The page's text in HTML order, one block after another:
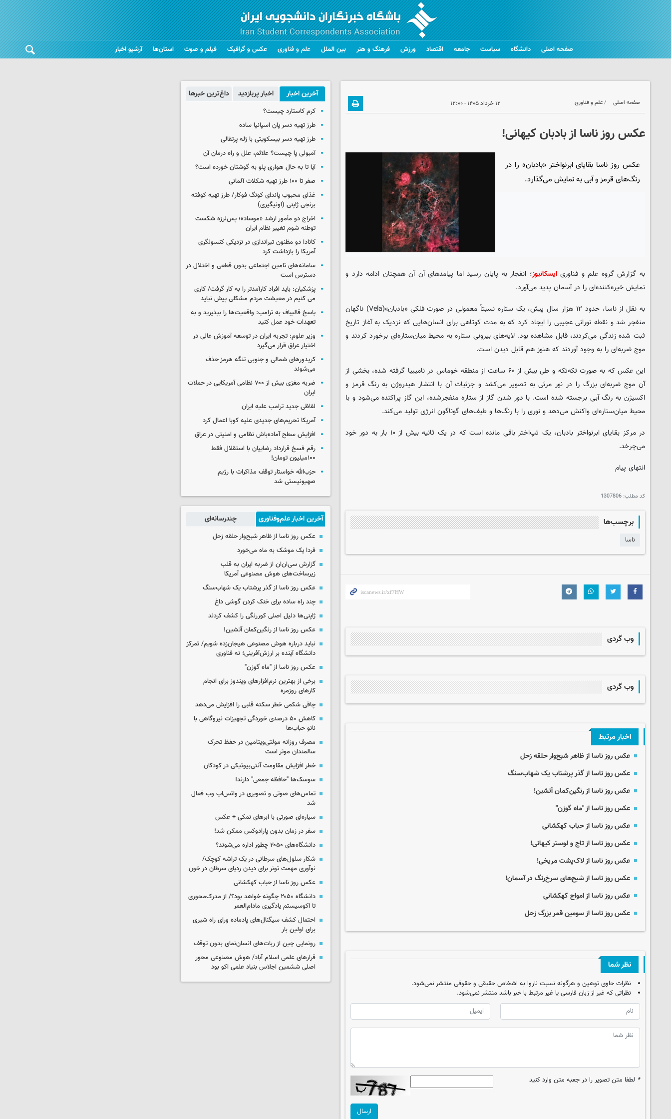
صفحه اصلی دانشگاه سیاست جامعه اقتصاد ورزش فرهنگ و هنر بین الملل علم و فناوری عکس و گرافیک فیلم و صوت استان‌ها آرشیو اخبار
صفحه اصلی علم و فناوری ۱۲ خرداد ۱۴۰۵ - ۱۲:۰۰
عکس روز ناسا از بادبان کیهانی!
عکس روز ناسا بقایای ابرنواختر «بادبان» را در
رنگ‌های قرمز و آبی به نمایش می‌گذارد.
به گزارش گروه علم و فناوریایسکانیوز؛ انفجار به پایان رسید اما پیامدهای آن آن همچنان ادامه دارد و
نمایش خیره‌کننده‌ای را در آسمان پدید می‌آورد.
به نقل از ناسا، حدود ۱۲ هزار سال پیش، یک ستاره نسبتاً معمولی در صورت فلکی «بادبان»(Vela) ناگهان
منفجر شد و نقطه نورانی عجیبی را ایجاد کرد که به مدت کوتاهی برای انسان‌هایی که نزدیک به آغاز تاریخ
ثبت شده زندگی می‌کردند، قابل مشاهده بود. لایه‌های بیرونی ستاره به محیط میان‌ستاره‌ای برخورد کردند و
موج ضربه‌ای را به وجود آوردند که هنوز هم قابل دیدن است.
این عکس که به صورت تکه‌تکه و طی بیش از ۶۰ ساعت از منطقه خوماس در نامیبیا گرفته شده، بخشی از
آن موج ضربه‌ای بزرگ را در نور مرئی به تصویر می‌کشد و جزئیات آن با انتشار هیدروژن به رنگ قرمز و
اکسیژن به رنگ آبی برجسته شده است. با دور شدن گاز از ستاره منفجرشده، این گاز پراکنده می‌شود و با
محیط میان‌ستاره‌ای واکنش می‌دهد و نوری را با رنگ‌ها و طیف‌های گوناگون انرژی تولید می‌کند.
در مرکز بقایای ابرنواختر بادبان، یک تپ‌اختر باقی مانده است که در یک ثانیه بیش از ۱۰ بار به دور خود
می‌چرخد.
انتهای پیام
کد مطلب: 1307806
برچسب‌ها
ناسا
وب گردی
وب گردی
اخبار مرتبط
عکس روز ناسا از ظاهر شبح‌وار حلقه زحل
عکس روز ناسا از گذر پرشتاب یک شهاب‌سنگ
عکس روز ناسا از رنگین‌کمان آتشین!
عکس روز ناسا از "ماه گوزن"
عکس روز ناسا از حباب کهکشانی
عکس روز ناسا از تاج و لوستر کیهانی!
عکس روز ناسا از لاک‌پشت مریخی!
عکس روز ناسا از شبح‌های سرخ‌رنگ در آسمان!
عکس روز ناسا از امواج کهکشانی
عکس روز ناسا از سومین قمر بزرگ زحل
نظر شما
نظرات حاوی توهین و هرگونه نسبت ناروا به اشخاص حقیقی و حقوقی منتشر نمی‌شود.
نظراتی که غیر از زبان فارسی یا غیر مرتبط با خبر باشد منتشر نمی‌شود.
* لطفا متن تصویر را در جعبه متن وارد کنید
ارسال
آخرین اخبار اخبار پربازدید داغ‌ترین خبرها
کرم کاستارد چیست؟
طرز تهیه دسر پان اسپانیا ساده
طرز تهیه دسر بیسکویتی با ژله پرتقالی
آمبولی پا چیست؟ علائم، علل و راه درمان آن
آیا تا به حال هواری پلو به گوشتان خورده است؟
صفر تا ۱۰۰ طرز تهیه شکلات آلمانی
غذای محبوب پاندای کونگ فوکار/ طرز تهیه کوفته
برنجی ژاپنی (اونیگیری)
اخراج دو مأمور ارشد «موساد»؛ پس‌لرزه شکست
توطئه شوم تغییر نظام ایران
کانادا دو مظنون تیراندازی در نزدیکی کنسولگری
آمریکا را بازداشت کرد
سامانه‌های تامین اجتماعی بدون قطعی و اختلال در
دسترس است
پزشکیان: باید افراد کارآمدتر را به کار گرفت/ کاری
می کنیم در معیشت مردم مشکلی پیش نیاید
پاسخ قالیباف به ترامپ: واقعیت‌ها را بپذیرید و به
تعهدات خود عمل کنید
وزیر علوم: تجربه ایران در توسعه آموزش عالی در
اختیار عراق قرار می‌گیرد
کریدورهای شمالی و جنوبی تنگه هرمز حذف
می‌شوند
ضربه مغزی بیش از ۷۰۰ نظامی آمریکایی در حملات
ایران
لفاظی جدید ترامپ علیه ایران
آمریکا تحریم‌های جدیدی علیه کوبا اعمال کرد
افزایش سطح آماده‌باش نظامی و امنیتی در عراق
رقم فسخ قرارداد رضاییان با استقلال فقط
۱۰۰میلیون تومان!
حزب‌الله خواستار توقف مذاکرات با رژیم
صهیونیستی شد
آخرین اخبار علم‌وفناوری چندرسانه‌ای
عکس روز ناسا از ظاهر شبح‌وار حلقه زحل
فردا یک موشک به ماه می‌خورد
گزارش سی‌ان‌ان از ضربه ایران به قلب
زیرساخت‌های هوش مصنوعی آمریکا
عکس روز ناسا از گذر پرشتاب یک شهاب‌سنگ
چند راه‌ ساده برای خنک کردن گوشی داغ
ژاپنی‌ها دلیل اصلی کوررنگی را کشف کردند
عکس روز ناسا از رنگین‌کمان آتشین!
نباید درباره هوش مصنوعی هیجان‌زده شویم/ تمرکز
دانشگاه آینده بر ارزش‌آفرینی؛ نه فناوری
عکس روز ناسا از "ماه گوزن"
برخی از بهترین نرم‌افزارهای ویندوز برای انجام
کارهای روزمره
چاقی شکمی خطر سکته قلبی را افزایش می‌دهد
کاهش ۵۰ درصدی خوردگی تجهیزات نیروگاهی با
نانو حباب‌ها
مصرف روزانه مولتی‌ویتامین در حفظ تحرک
سالمندان موثر است
خطر افزایش مقاومت آنتی‌بیوتیکی در کودکان
سوسک‌ها "حافظه جمعی" دارند!
تماس‌های صوتی و تصویری در واتس‌اپ وب فعال
شد
سیاره‌ای صورتی با ابرهای نمکی + عکس
سفر در زمان بدون پارادوکس ممکن شد!
دانشگاه‌های ۲۰۵۰ چطور اداره می‌شوند؟
شکار سلول‌های سرطانی در یک تراشه کوچک/
نوآوری مهمت تونر برای دیدن ردپای سرطان در خون
عکس روز ناسا از حباب کهکشانی
دانشگاه ۲۰۵۰ چگونه خواهد بود؟/ از مدرک‌محوری
تا اکوسیستم یادگیری مادام‌العمر
احتمال کشف سیگنال‌های پادماده ورای راه شیری
برای اولین بار
رونمایی چین از ربات‌های انسان‌نمای بدون توقف
قرارهای علمی اسلام آباد/ هوش مصنوعی محور
اصلی ششمین اجلاس بنیاد علمی اکو بود